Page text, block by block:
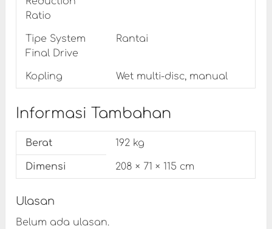
Ratio
Tipe System
Final Drive
Rantai
Kopling Wet multi-disc, manual
Informasi Tambahan
Berat 192 kg
Dimensi 208 × 71 × 115 cm
Ulasan
Belum ada ulasan.